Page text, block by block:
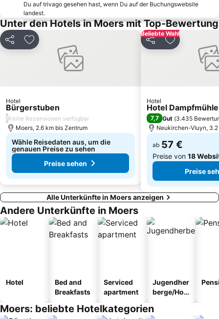
Benrath
Irrland
Chorweiler
Metronom Theater
Medienhafen
Hauptbahnhof Wuppertal
Wunderland Kalkar
Duisburg-Mitte
Wattenscheid Lohrheidestadion
Japan-Tag
Elberfeld
Essen Motor Show
Walsum
Schalke
Seaside Beach Baldeney
Sea Life Oberhausen
Du auf trivago gesehen hast, wenn Du auf der Buchungswebsite
landest.
Unter den Hotels in Moers mit Top-Bewertung
Teilen Zu Favoriten hinzufügen
Hotel
Bürgerstuben
/Keine Rezensionen verfügbar
Moers, 2.6 km bis Zentrum
Wähle Reisedaten aus, um die
genauen Preise zu sehen
Preise sehen
Beliebte Wahl
Teilen Zu Favoriten
Hotel
Hotel Dampfmühle
7,7 Gut (3.435
Neukirchen-Vluyn,
ab 57 €
Preise von 18
Preise
Alle Unterkünfte in Moers anzeigen
Andere Unterkünfte in Moers
Hotel
Bed and
Breakfasts
Serviced
apartment
Jugendher
berge/Hos
Moers: beliebte Hotelkategorien